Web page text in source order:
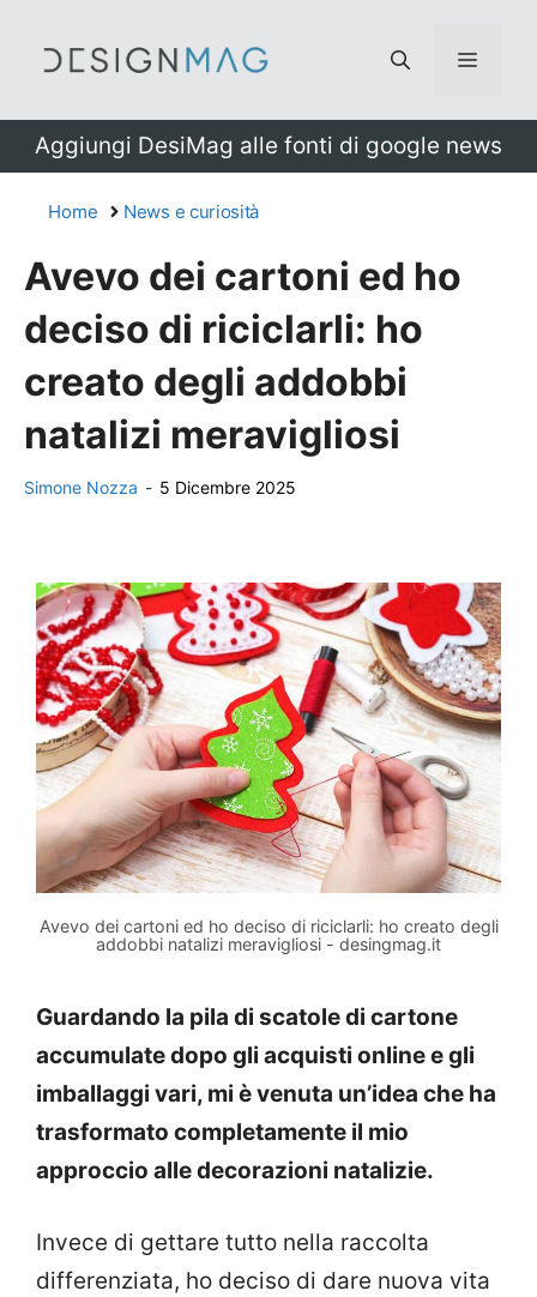
Menu
Aggiungi DesiMag alle fonti di google news
Home News e curiosità
Avevo dei cartoni ed ho
deciso di riciclarli: ho
creato degli addobbi
natalizi meravigliosi
Simone Nozza - 5 Dicembre 2025
Avevo dei cartoni ed ho deciso di riciclarli: ho creato degli
addobbi natalizi meravigliosi - desingmag.it
Guardando la pila di scatole di cartone
accumulate dopo gli acquisti online e gli
imballaggi vari, mi è venuta un’idea che ha
trasformato completamente il mio
approccio alle decorazioni natalizie.
Invece di gettare tutto nella raccolta
differenziata, ho deciso di dare nuova vita